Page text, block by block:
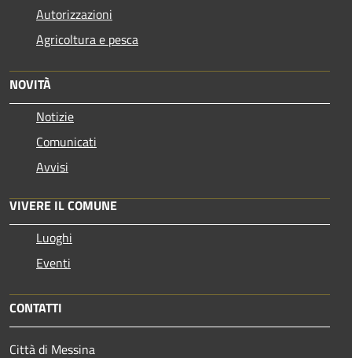
Autorizzazioni
Agricoltura e pesca
NOVITÀ
Notizie
Comunicati
Avvisi
VIVERE IL COMUNE
Luoghi
Eventi
CONTATTI
Città di Messina